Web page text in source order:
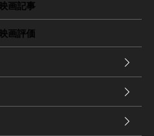
映画記事
映画評価